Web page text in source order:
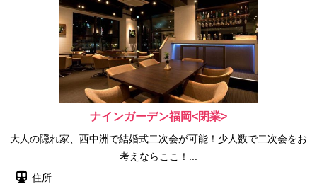
ナインガーデン福岡<閉業>
大人の隠れ家、西中洲で結婚式二次会が可能！少人数で二次会をお
考えならここ！...
住所